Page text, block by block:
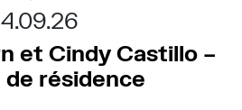
4.09.26
et Cindy Castillo –
résidence